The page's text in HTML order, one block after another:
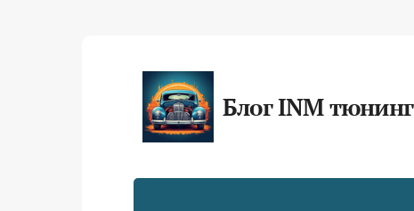
Блог INM тюнинг